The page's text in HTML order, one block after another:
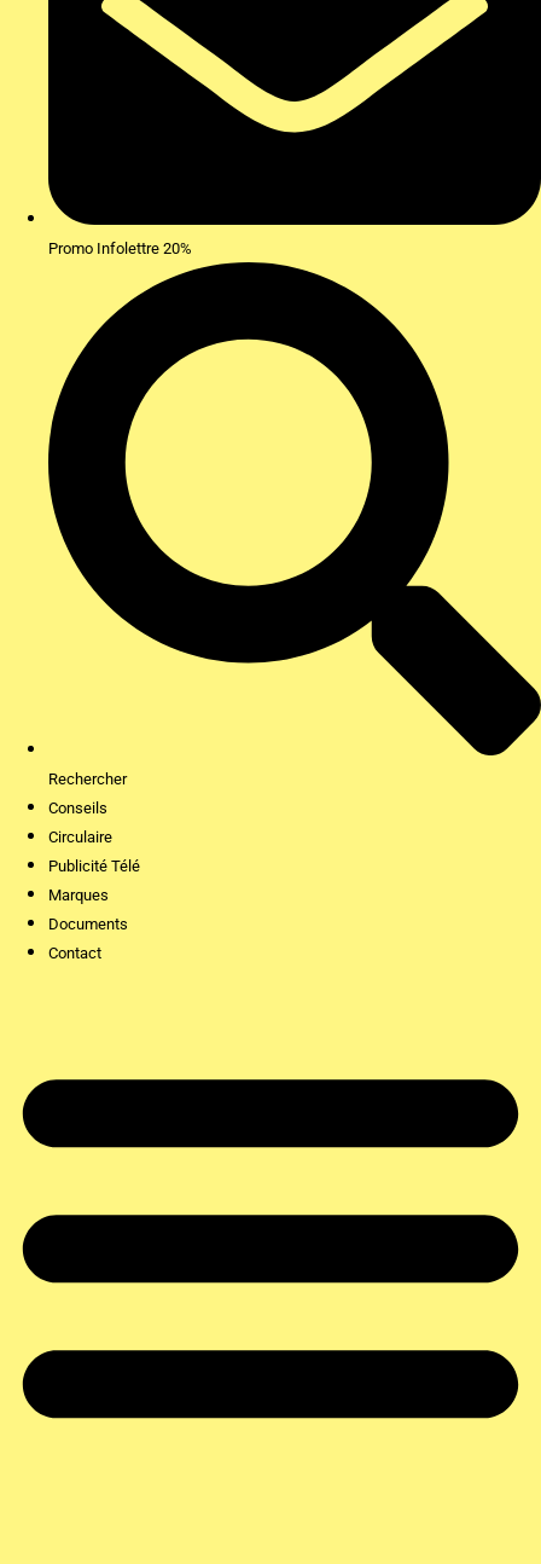
Promo Infolettre 20%
Rechercher
Conseils
Circulaire
Publicité Télé
Marques
Documents
Contact